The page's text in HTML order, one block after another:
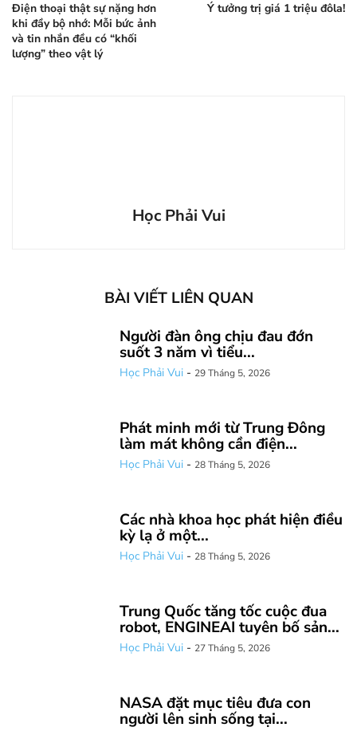
Điện thoại thật sự nặng hơn
khi đầy bộ nhớ: Mỗi bức ảnh
và tin nhắn đều có “khối
lượng” theo vật lý
Ý tưởng trị giá 1 triệu đôla!
Học Phải Vui
BÀI VIẾT LIÊN QUAN
Người đàn ông chịu đau đớn
suốt 3 năm vì tiểu...
Học Phải Vui - 29 Tháng 5, 2026
Phát minh mới từ Trung Đông
làm mát không cần điện...
Học Phải Vui - 28 Tháng 5, 2026
Các nhà khoa học phát hiện điều
kỳ lạ ở một...
Học Phải Vui - 28 Tháng 5, 2026
Trung Quốc tăng tốc cuộc đua
robot, ENGINEAI tuyên bố sản...
Học Phải Vui - 27 Tháng 5, 2026
NASA đặt mục tiêu đưa con
người lên sinh sống tại...